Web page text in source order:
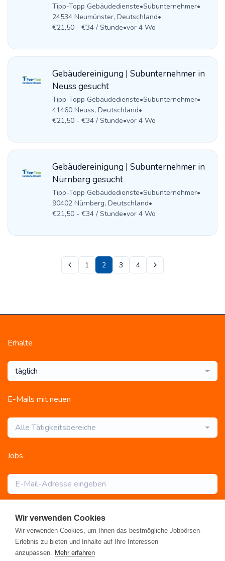
Tipp-Topp Gebäudedienste•Subunternehmer•
24534 Neumünster, Deutschland•
€21,50 - €34 / Stunde•vor 4 Wo
Gebäudereinigung | Subunternehmer in
Neuss gesucht
Tipp-Topp Gebäudedienste•Subunternehmer•
41460 Neuss, Deutschland•
€21,50 - €34 / Stunde•vor 4 Wo
Gebäudereinigung | Subunternehmer in
Nürnberg gesucht
Tipp-Topp Gebäudedienste•Subunternehmer•
90402 Nürnberg, Deutschland•
€21,50 - €34 / Stunde•vor 4 Wo
1 2 3 4
Erhalte
täglich
E-Mails mit neuen
Alle Tätigkeitsbereiche
Jobs
Abonnieren
Wir verwenden Cookies
Wir verwenden Cookies, um Ihnen das bestmögliche Jobbörsen-
Erlebnis zu bieten und Inhalte auf Ihre Interessen
anzupassen. Mehr erfahren